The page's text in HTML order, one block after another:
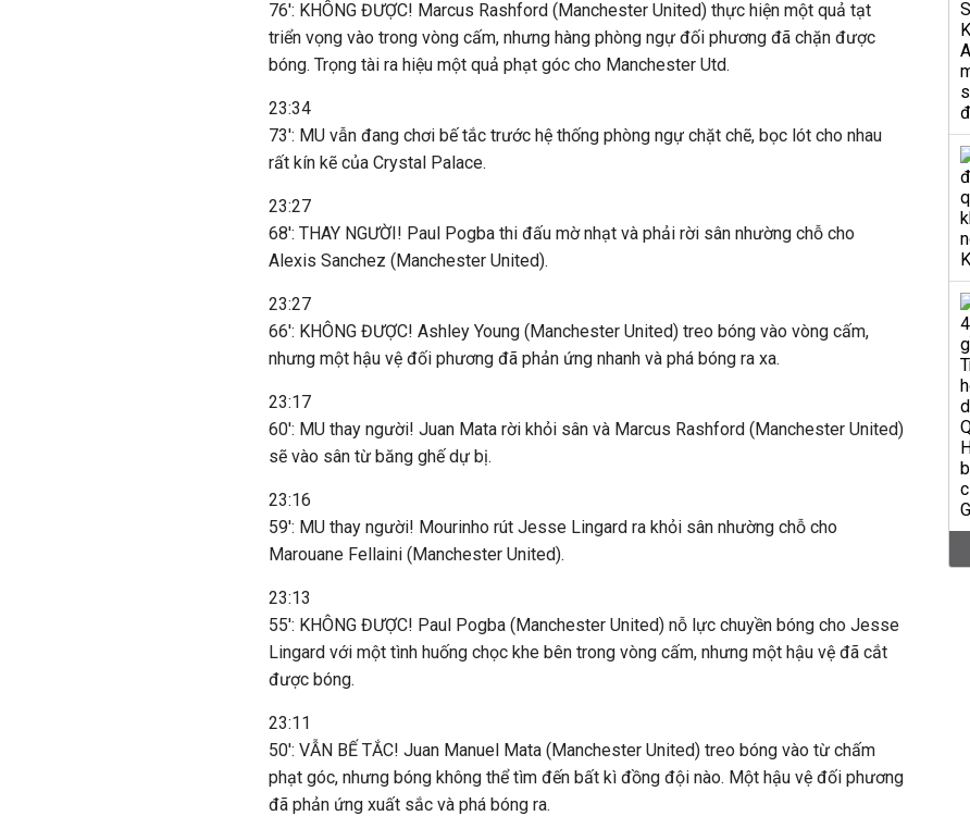
76': KHÔNG ĐƯỢC! Marcus Rashford (Manchester United) thực hiện một quả tạt
triển vọng vào trong vòng cấm, nhưng hàng phòng ngự đối phương đã chặn được
bóng. Trọng tài ra hiệu một quả phạt góc cho Manchester Utd.
23:34
73': MU vẫn đang chơi bế tắc trước hệ thống phòng ngự chặt chẽ, bọc lót cho nhau
rất kín kẽ của Crystal Palace.
23:27
68': THAY NGƯỜI! Paul Pogba thi đấu mờ nhạt và phải rời sân nhường chỗ cho
Alexis Sanchez (Manchester United).
23:27
66': KHÔNG ĐƯỢC! Ashley Young (Manchester United) treo bóng vào vòng cấm,
nhưng một hậu vệ đối phương đã phản ứng nhanh và phá bóng ra xa.
23:17
60': MU thay người! Juan Mata rời khỏi sân và Marcus Rashford (Manchester United)
sẽ vào sân từ băng ghế dự bị.
23:16
59': MU thay người! Mourinho rút Jesse Lingard ra khỏi sân nhường chỗ cho
Marouane Fellaini (Manchester United).
23:13
55': KHÔNG ĐƯỢC! Paul Pogba (Manchester United) nỗ lực chuyền bóng cho Jesse
Lingard với một tình huống chọc khe bên trong vòng cấm, nhưng một hậu vệ đã cắt
được bóng.
23:11
50': VẪN BẾ TẮC! Juan Manuel Mata (Manchester United) treo bóng vào từ chấm
phạt góc, nhưng bóng không thể tìm đến bất kì đồng đội nào. Một hậu vệ đối phương
đã phản ứng xuất sắc và phá bóng ra.